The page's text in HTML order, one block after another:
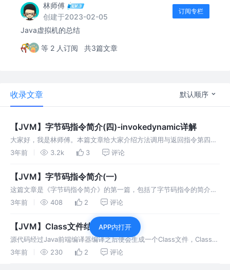
林师傅
创建于2023-02-05
订阅专栏
Java虚拟机的总结
等 2 人订阅 共3篇文章
收录文章 默认顺序
【JVM】字节码指令简介(四)-invokedynamic详解
大家好，我是林师傅。本篇文章给大家介绍方法调用与返回指令第四
篇，其中重点介绍了invokedynamic，并且与反射做了对比
3年前 3.2k 3 评论
【JVM】字节码指令简介(一)
这篇文章是《字节码指令简介》的第一篇，包括了字节码指令的简介以
及加载和存储指令和运算指令的详细说明，由于篇幅较长，其他指令的
3年前 408 2 评论
【JVM】Class文件结构简介
源代码经过Java前端编译器编译之后便会生成一个Class文件，Class文
件是一组以8位字节为基础单位的二进制流，各个数据项目严格按照顺
3年前 230 2 评论
APP内打开